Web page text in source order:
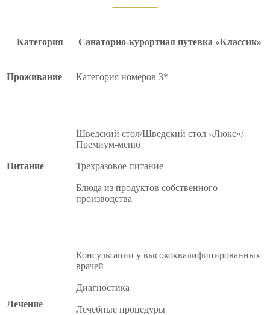
Категория Санаторно-курортная путевка «Классик»
Проживание Категория номеров 3*
Питание
Шведский стол/Шведский стол «Люкс»/
Премиум-меню
Трехразовое питание
Блюда из продуктов собственного
производства
Лечение
Консультации у высококвалифицированных
врачей
Диагностика
Лечебные процедуры